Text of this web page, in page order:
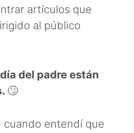
artículos que
al público
del padre están
🙄
entendí que